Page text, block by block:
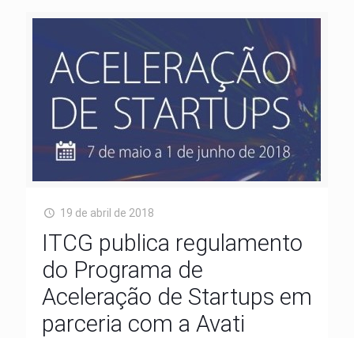
19 de abril de 2018
ITCG publica regulamento
do Programa de
Aceleração de Startups em
parceria com a Avati